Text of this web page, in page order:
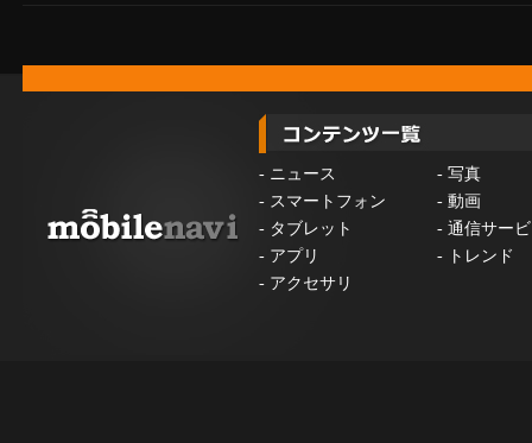
- ニュース - 写真
- スマートフォン - 動画
- タブレット - 通信サー
- アプリ -
トレンド
- アクセサリ